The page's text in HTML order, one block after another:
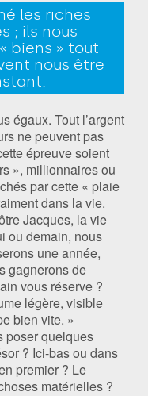
les riches
; ils nous
biens » tout
nous être
égaux. Tout l’argent
ne peuvent pas
épreuve soient
», millionnaires ou
par cette « plaie
dans la vie.
Jacques, la vie
ou demain, nous
une année,
gagnerons de
vous réserve ?
légère, visible
bien vite. »
poser quelques
? Ici-bas ou dans
premier ? Le
matérielles ?